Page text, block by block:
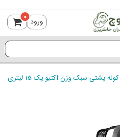
ورود 0
کوله پشتی سبک وزن اکتیو پک 15 لیتری